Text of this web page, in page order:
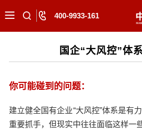
400-9933-161
国企“大风控”体
你可能碰到的问题：
建立健全国有企业“大风控”体系是有
重要抓手，但现实中往往面临这样一